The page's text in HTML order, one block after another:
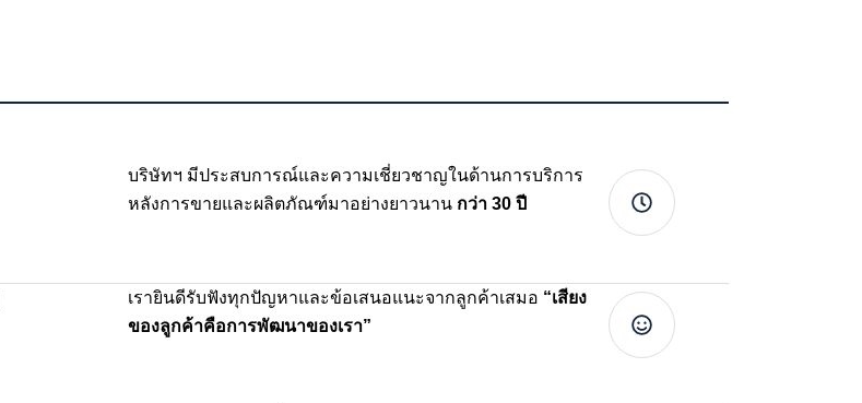
บริษัทฯ มีประสบการณ์และความเชี่ยวชาญในด้านการบริการ
หลังการขายและผลิตภัณฑ์มาอย่างยาวนาน กว่า 30 ปี
เรายินดีรับฟังทุกปัญหาและข้อเสนอแนะจากลูกค้าเสมอ “เสียง
ของลูกค้าคือการพัฒนาของเรา”